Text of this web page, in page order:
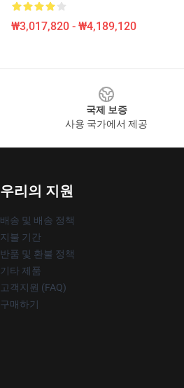
₩3,017,820 - ₩4,189,120
국제 보증
사용 국가에서 제공
우리의 지원
배송 및 배송 정책
지불 기간
반품 및 환불 정책
기타 제품
고객지원 (FAQ)
구매하기